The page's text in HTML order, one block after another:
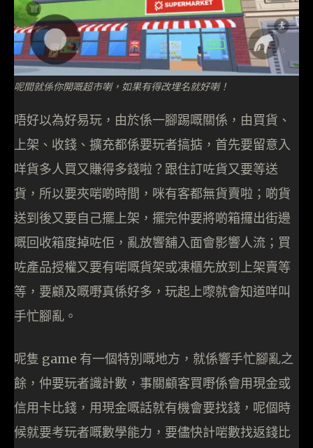
呢間就係你開嘅超市喇，如果有得改埋名就好喇！
唔好以為好易玩，由於係一腳踢嘅關係，由買貨、
上架、收錢、擴充都係要玩者搞掂，首先要留意入
咩貨多人買又賺得多錢啦？跟住訂咗貨又要等送
貨，所以要夾啱啲時間，咪有客都無貨賣啦；啲貨
送到後又要自己擺上架，擺完仲要將啲箱攞出街邊
嘅回收箱度掉咗佢，亂放響舖入面會影響人流；買
咗產品授權又要有啱嘅貨架或凍櫃先放到上架賣等
等，要顧及嘅嘢真係好多，玩起上嚟就會知道咩叫
手忙腳亂。
呢隻 game 有一個特別嘅地方，就係響手忙腳亂之
餘，仲要玩者識計數，事關顧客買嘢係會用現金或
信用卡比錢，用現金嘅話就有機會要找錢，呢個時
候就要考玩者嘅數學能力，要儘快計啱數找返錢比